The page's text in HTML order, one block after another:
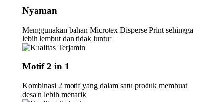
Nyaman
Menggunakan bahan Microtex Disperse Print sehingga
lebih lembut dan tidak luntur
Motif 2 in 1
Kombinasi 2 motif yang dalam satu produk membuat
desain lebih menarik